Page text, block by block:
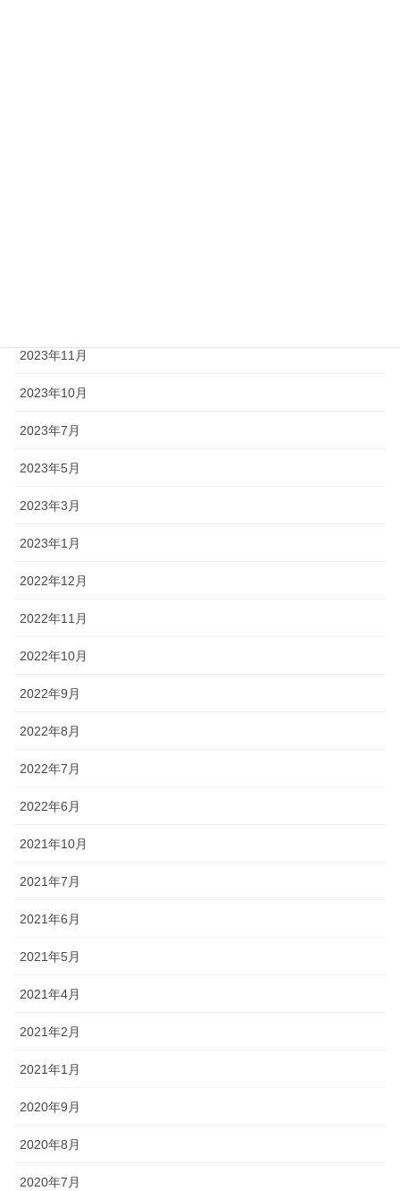
2023年11月
2023年10月
2023年7月
2023年5月
2023年3月
2023年1月
2022年12月
2022年11月
2022年10月
2022年9月
2022年8月
2022年7月
2022年6月
2021年10月
2021年7月
2021年6月
2021年5月
2021年4月
2021年2月
2021年1月
2020年9月
2020年8月
2020年7月